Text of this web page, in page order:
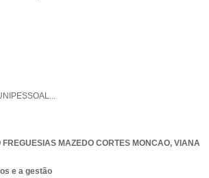
...
FREGUESIAS MAZEDO CORTES MONCAO, VIANA
e a gestão